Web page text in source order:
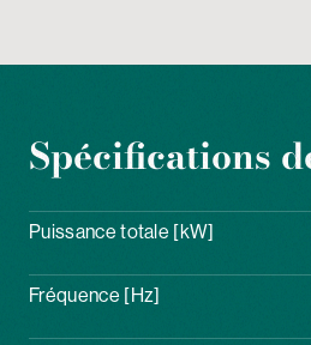
Spécifications
Puissance totale [kW]
Fréquence [Hz]